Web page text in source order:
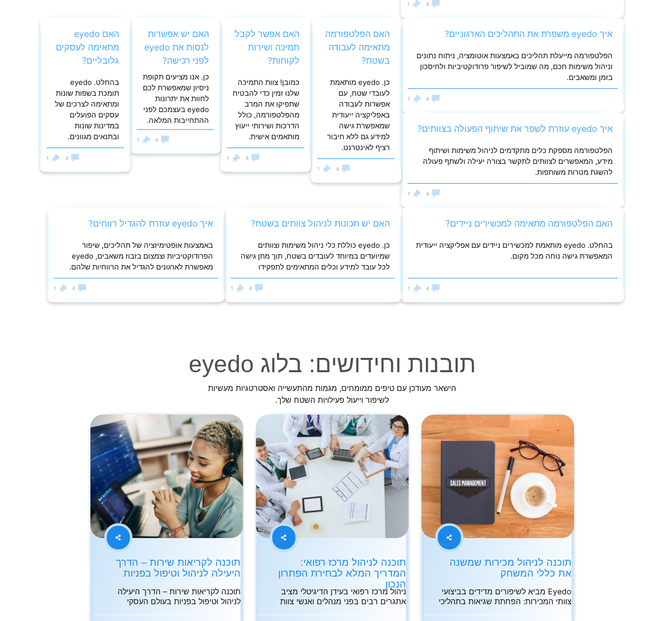
4
1
איך eyedo משפרת את התהליכים הארגוניים?
הפלטפורמה מייעלת תהליכים באמצעות אוטומציה, ניתוח נתונים
וניהול משימות חכם, מה שמוביל לשיפור פרודוקטיביות ולחיסכון
בזמן ומשאבים.
4
1
איך eyedo עוזרת לשפר את שיתוף הפעולה בצוותים?
הפלטפורמה מספקת כלים מתקדמים לניהול משימות ושיתוף
מידע, המאפשרים לצוותים לתקשר בצורה יעילה ולשתף פעולה
להשגת מטרות משותפות.
4
1
האם הפלטפורמה
מתאימה לעבודה
בשטח?
כן. eyedo מותאמת
לעובדי שטח, עם
אפשרות לעבודה
באפליקציה ייעודית
שמאפשרת גישה
למידע גם ללא חיבור
רציף לאינטרנט.
4
1
האם אפשר לקבל
תמיכה ושירות
לקוחות?
כמובן! צוות התמיכה
שלנו זמין כדי להבטיח
שתפיקו את המרב
מהפלטפורמה, כולל
הדרכות ושירותי ייעוץ
מותאמים אישית.
4
1
האם יש אפשרות
לנסות את eyedo
לפני רכישה?
כן. אנו מציעים תקופת
ניסיון שמאפשרת לכם
לחוות את יתרונות
eyedo בעצמכם לפני
ההתחייבות המלאה.
4
1
האם eyedo
מתאימה לעסקים
גלובליים?
בהחלט. eyedo
תומכת בשפות שונות
ומתאימה לצרכים של
עסקים הפועלים
במדינות שונות
ובתנאים מגוונים.
4
1
האם הפלטפורמה מתאימה למכשירים ניידים?
בהחלט. eyedo מותאמת למכשירים ניידים עם אפליקציה ייעודית
המאפשרת גישה נוחה מכל מקום.
4
1
האם יש תכונות לניהול צוותים בשטח?
כן. eyedo כוללת כלי ניהול משימות וצוותים
שמיועדים במיוחד לעובדים בשטח, תוך מתן גישה
לכל עובד למידע וכלים המתאימים לתפקידו
4
1
איך eyedo עוזרת להגדיל רווחים?
באמצעות אופטימיזציה של תהליכים, שיפור
הפרודוקטיביות וצמצום בזבוז משאבים, eyedo
מאפשרת לארגונים להגדיל את הרווחיות שלהם.
4
1
תובנות וחידושים: בלוג eyedo
הישאר מעודכן עם טיפים ממומחים, מגמות מהתעשייה ואסטרטגיות מעשיות
לשיפור וייעול פעילויות השטח שלך.
תוכנה לניהול מכירות שמשנה
את כללי המשחק
Eyedo מביא לשיפורים מדידים בביצועי
צוותי המכירות: הפחתת שגיאות בתהליכי
תוכנה לניהול מרכז רפואי:
המדריך המלא לבחירת הפתרון
הנכון
ניהול מרכז רפואי בעידן הדיגיטלי מציב
אתגרים רבים בפני מנהלים ואנשי צוות
תוכנה לקריאות שירות – הדרך
היעילה לניהול וטיפול בפניות
תוכנה לקריאות שירות – הדרך היעילה
לניהול וטיפול בפניות בעולם העסקי